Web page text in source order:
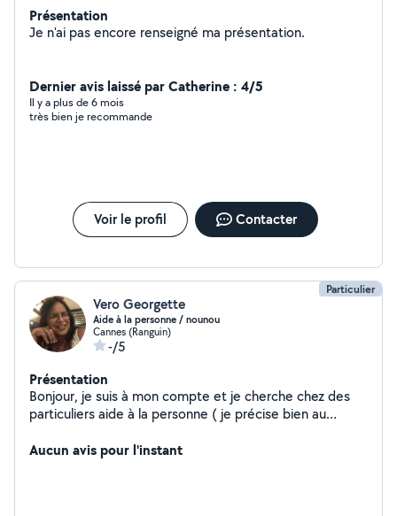
Présentation
Je n'ai pas encore renseigné ma présentation.
Dernier avis laissé par Catherine : 4/5
Il y a plus de 6 mois
très bien je recommande
Voir le profil Contacter
Particulier
Vero Georgette
Aide à la personne / nounou
Cannes (Ranguin)
-/5
Présentation
Bonjour, je suis à mon compte et je cherche chez des
particuliers aide à la personne ( je précise bien au
Pegomas et cannes la Bocca. 15 euros de l'heure net
Aucun avis pour l'instant